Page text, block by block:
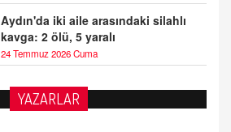
Aydın'da iki aile arasındaki silahlı
kavga: 2 ölü, 5 yaralı
24 Temmuz 2026 Cuma
YAZARLAR